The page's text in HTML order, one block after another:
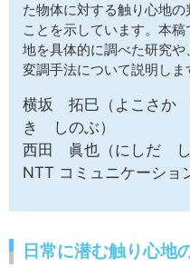
た物体に対する触り心地
ことを示しています。本
地を具体的に調べた研究
変調手法について説明しま
横坂 拓巳（よこさか
き しのぶ）
西田 眞也（にしだ し
NTT コミュニケーショ
日常に潜む触り心地